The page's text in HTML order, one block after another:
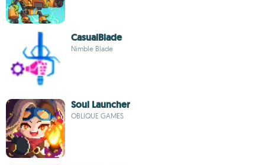
CasualBlade
Nimble Blade
Soul Launcher
OBLIQUE GAMES